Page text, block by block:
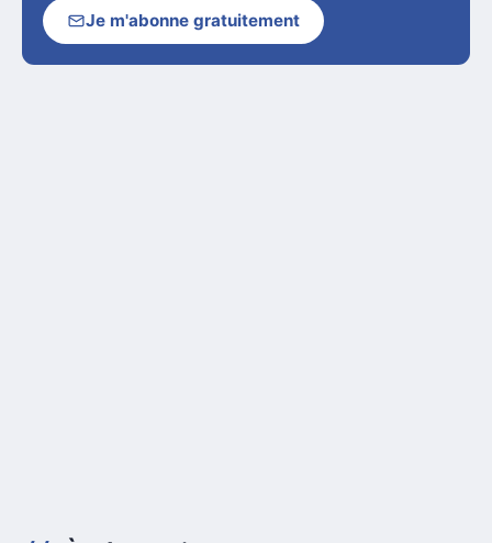
Je m'abonne gratuitement